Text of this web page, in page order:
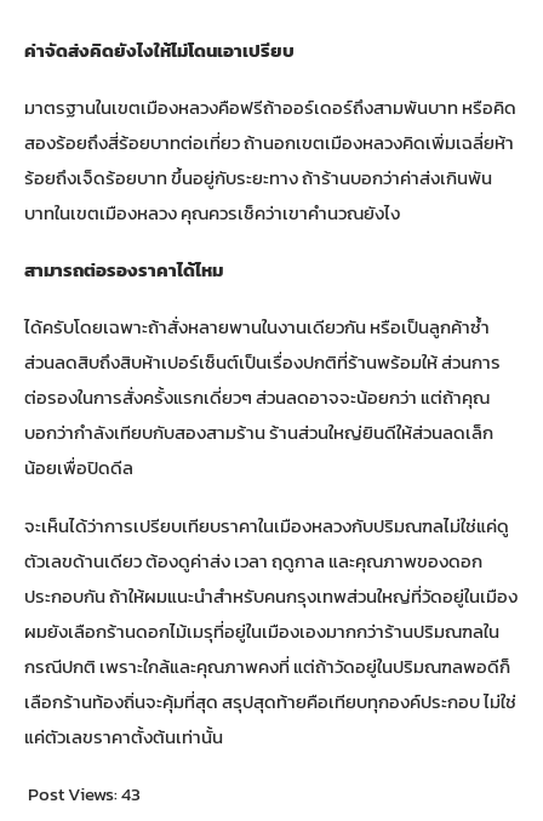
ค่าจัดส่งคิดยังไงให้ไม่โดนเอาเปรียบ
มาตรฐานในเขตเมืองหลวงคือฟรีถ้าออร์เดอร์ถึงสามพันบาท หรือคิด
สองร้อยถึงสี่ร้อยบาทต่อเที่ยว ถ้านอกเขตเมืองหลวงคิดเพิ่มเฉลี่ยห้า
ร้อยถึงเจ็ดร้อยบาท ขึ้นอยู่กับระยะทาง ถ้าร้านบอกว่าค่าส่งเกินพัน
บาทในเขตเมืองหลวง คุณควรเช็คว่าเขาคำนวณยังไง
สามารถต่อรองราคาได้ไหม
ได้ครับโดยเฉพาะถ้าสั่งหลายพานในงานเดียวกัน หรือเป็นลูกค้าซ้ำ
ส่วนลดสิบถึงสิบห้าเปอร์เซ็นต์เป็นเรื่องปกติที่ร้านพร้อมให้ ส่วนการ
ต่อรองในการสั่งครั้งแรกเดี่ยวๆ ส่วนลดอาจจะน้อยกว่า แต่ถ้าคุณ
บอกว่ากำลังเทียบกับสองสามร้าน ร้านส่วนใหญ่ยินดีให้ส่วนลดเล็ก
น้อยเพื่อปิดดีล
จะเห็นได้ว่าการเปรียบเทียบราคาในเมืองหลวงกับปริมณฑลไม่ใช่แค่ดู
ตัวเลขด้านเดียว ต้องดูค่าส่ง เวลา ฤดูกาล และคุณภาพของดอก
ประกอบกัน ถ้าให้ผมแนะนำสำหรับคนกรุงเทพส่วนใหญ่ที่วัดอยู่ในเมือง
ผมยังเลือกร้านดอกไม้เมรุที่อยู่ในเมืองเองมากกว่าร้านปริมณฑลใน
กรณีปกติ เพราะใกล้และคุณภาพคงที่ แต่ถ้าวัดอยู่ในปริมณฑลพอดีก็
เลือกร้านท้องถิ่นจะคุ้มที่สุด สรุปสุดท้ายคือเทียบทุกองค์ประกอบ ไม่ใช่
แค่ตัวเลขราคาตั้งต้นเท่านั้น
Post Views:43